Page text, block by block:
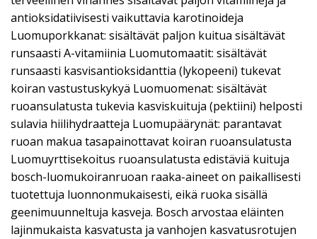
antioksidatiivisesti vaikuttavia karotinoideja
Luomuporkkanat: sisältävät paljon kuitua sisältävät
runsaasti A-vitamiinia Luomutomaatit: sisältävät
runsaasti kasvisantioksidanttia (lykopeeni) tukevat
koiran vastustuskykyä Luomuomenat: sisältävät
ruoansulatusta tukevia kasviskuituja (pektiini) helposti
sulavia hiilihydraatteja Luomupäärynät: parantavat
ruoan makua tasapainottavat koiran ruoansulatusta
Luomuyrttisekoitus ruoansulatusta edistäviä kuituja
bosch-luomukoiranruoan raaka-aineet on paikallisesti
tuotettuja luonnonmukaisesti, eikä ruoka sisällä
geenimuunneltuja kasveja. Bosch arvostaa eläinten
lajinmukaista kasvatusta ja vanhojen kasvatusrotujen